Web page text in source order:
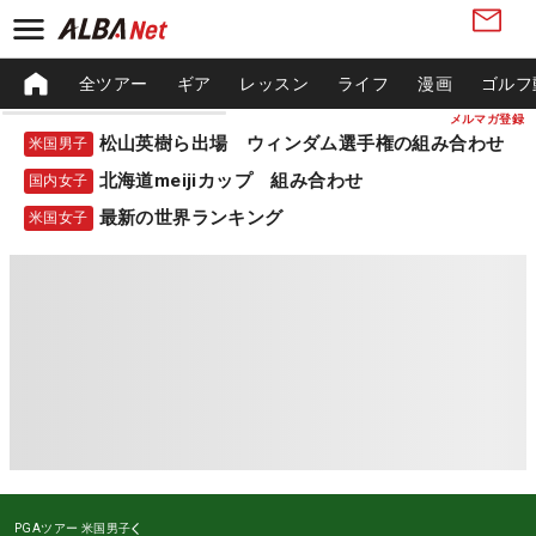
メルマガ登録
全ツアー ギア レッスン ライフ 漫画 ゴル
米国男子 松山英樹ら出場 ウィンダム選手権の組み合わせ
国内女子 北海道meijiカップ 組み合わせ
米国女子 最新の世界ランキング
PGAツアー 米国男子